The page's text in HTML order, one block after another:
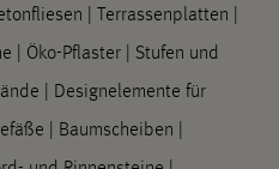
| Terrassenplatten |
| Öko-Pflaster | Stufen und
| Designelemente für
| Baumscheiben |